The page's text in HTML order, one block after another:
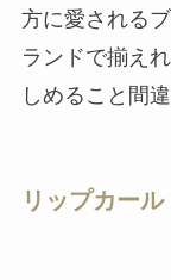
方に愛される
ランドで揃え
しめること間
リップカール